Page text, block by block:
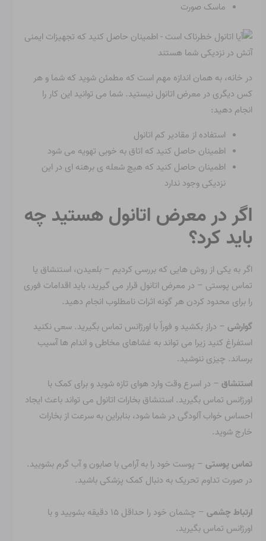
ماسک صورت
در خانه، به همان اندازه مهم است که مطمئن شوید که شما و هر
کس دیگری در معرض اتانول نیستید. شما می توانید این کار را
انجام دهید:
استفاده از مقادیر کم اتانول
اطمینان حاصل کنید که اتاق به خوبی تهویه می شود
اطمینان حاصل کنید که هیچ شعله ی برهنه ای در این
نزدیکی وجود ندارد
اگر در معرض اتانول هستید چه
باید کرد؟
اگر به یکی از روش هایی که بررسی کردیم – بلعیدن، استنشاق یا
تماس پوستی – در معرض اتانول قرار می گیرید، باید اقدامات فوری
را برای محدود کردن هر گونه اثرات نامطلوب انجام دهید.
گوارشی – دراز بکشید و فوراً با اورژانس تماس بگیرید. سعی نکنید
استفراغ کنید زیرا می تواند به غشاهای مخاطی و اندام ها آسیب
برساند. چیزی ننوشید.
استنشاق – در اسرع وقت وارد هوای تازه شوید و برای کمک با
اورژانس تماس بگیرید. استنشاق بخارات اتانول می تواند باعث ایجاد
احساس خواب آلودگی در شما شود، بنابراین به سرعت از بخارات
خارج شوید.
تماس پوستی – پوست خود را به آرامی با صابون و آب گرم بشویید.
در صورت تداوم تحریک به دنبال کمک پزشکی باشید.
ارتباط چشمی
– چشمان خود را حداقل ۱۵ دقیقه بشویید و با
اورژانس تماس بگیرید.